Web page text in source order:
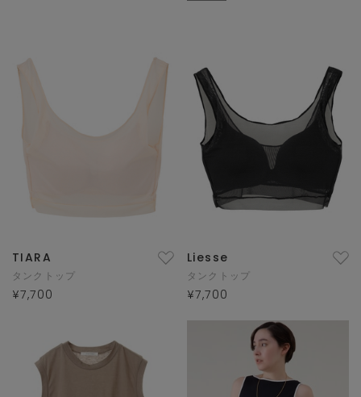
TIARA
タンクトップ
¥7,700
Liesse
タンクトップ
¥7,700